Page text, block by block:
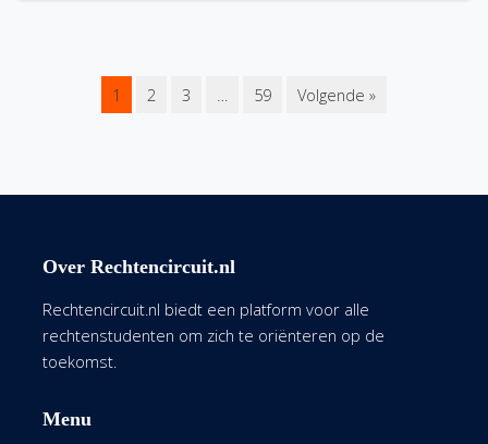
1 2 3 … 59 Volgende »
Over Rechtencircuit.nl
Rechtencircuit.nl biedt een platform voor alle
rechtenstudenten om zich te oriënteren op de
toekomst.
Menu